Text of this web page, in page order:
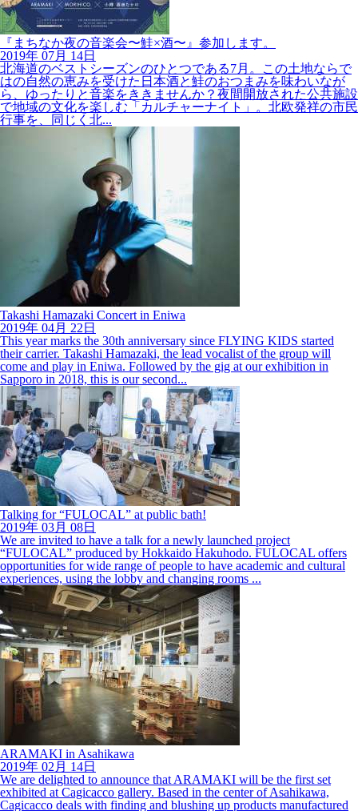
『まちなか夜の音楽会〜鮭×酒〜』参加します。
2019年 07月 14日
北海道のベストシーズンのひとつである7月。この土地ならで
はの自然の恵みを受けた日本酒と鮭のおつまみを味わいなが
ら、ゆったりと音楽をききませんか？夜間開放された公共施設
で地域の文化を楽しむ「カルチャーナイト」。北欧発祥の市民
行事を、同じく北...
Takashi Hamazaki Concert in Eniwa
2019年 04月 22日
This year marks the 30th anniversary since FLYING KIDS started
their carrier. Takashi Hamazaki, the lead vocalist of the group will
come and play in Eniwa. Followed by the gig at our exhibition in
Sapporo in 2018, this is our second...
Talking for “FULOCAL” at public bath!
2019年 03月 08日
We are invited to have a talk for a newly launched project
“FULOCAL” produced by Hokkaido Hakuhodo. FULOCAL offers
opportunities for wide range of people to have academic and cultural
experiences, using the lobby and changing rooms ...
ARAMAKI in Asahikawa
2019年 02月 14日
We are delighted to announce that ARAMAKI will be the first set
exhibited at Cagicacco gallery. Based in the center of Asahikawa,
Cagicacco deals with finding and blushing up products manufactured
in rural areas through graphic design an...